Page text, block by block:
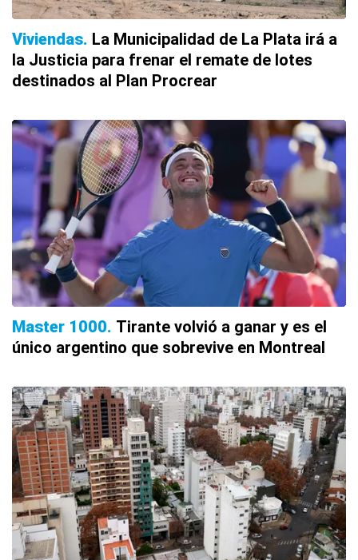
Viviendas La Municipalidad de La Plata irá a
la Justicia para frenar el remate de lotes
destinados al Plan Procrear
Master 1000 Tirante volvió a ganar y es el
único argentino que sobrevive en Montreal